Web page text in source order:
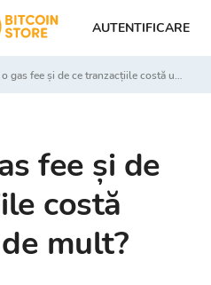
AUTENTIFICARE
gas fee și de ce tranzacțiile costă uneori atât de mult?
fee și de
costă
mult?